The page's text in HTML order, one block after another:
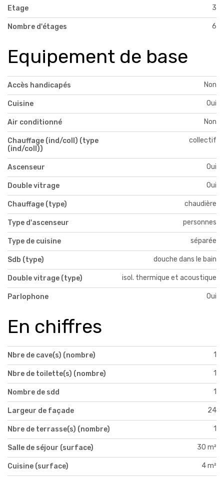
Etage 3
Nombre d'étages 6
Equipement de base
Accès handicapés Non
Cuisine Oui
Air conditionné Non
Chauffage (ind/coll) (type
(ind/coll))
collectif
Ascenseur Oui
Double vitrage Oui
Chauffage (type) chaudière
Type d'ascenseur personnes
Type de cuisine séparée
Sdb (type) douche dans le bain
Double vitrage (type) isol. thermique et acoustique
Parlophone Oui
En chiffres
Nbre de cave(s) (nombre) 1
Nbre de toilette(s) (nombre) 1
Nombre de sdd 1
Largeur de façade 24
Nbre de terrasse(s) (nombre) 1
Salle de séjour (surface) 30 m²
Cuisine (surface) 4 m²